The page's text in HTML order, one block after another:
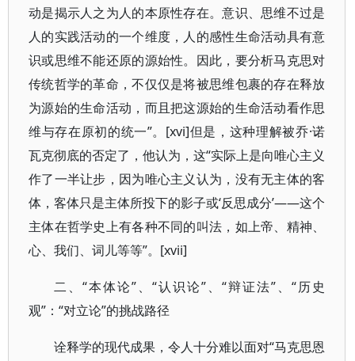
动是揭示人之为人的本原性存在。意识、思维不过是
人的实践活动的一个维度，人的感性生命活动具有意
识或思维不能还原的源始性。因此，要分析马克思对
传统哲学的革命，不仅仅是将被思维包裹的存在释放
为源始的生命活动，而且把这源始的生命活动看作思
维与存在原初的统一”。[xvi]但是，这种理解被乔·诺
瓦克彻底的否定了，他认为，这“实际上是向唯心主义
作了一半让步，因为唯心主义认为，没有无主体的客
体，客体只是主体所投下的影子或‘反思成分’——这个
主体在哲学史上有各种不同的叫法，如上帝、精神、
心、我们、词儿等等”。[xvii]
二、“本体论”、“认识论”、“辩证法”、“历史
观”：“对立论”的挑战路径
诠释学的现代成果，令人十分难以面对“马克思恩